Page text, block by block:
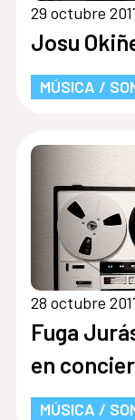
29 octubre
Josu
MÚSICA /
28 octubre
Fuga
en
MÚSICA /